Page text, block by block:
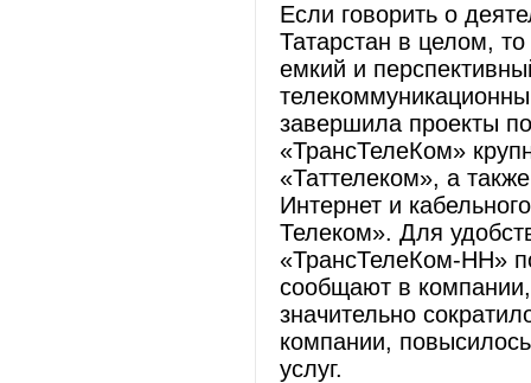
Если говорить о
Татарстан в целом,
емкий и
завершила проекты
«ТрансТелеКом»
«Таттелеком», а
Интернет и
Телеком». Для
«ТрансТелеКом-НН»
сообщают в
значительно
компании,
услуг.